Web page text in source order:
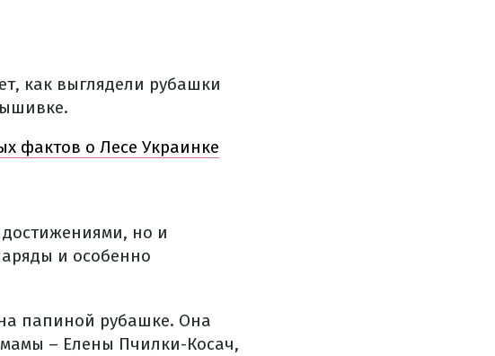
как выглядели рубашки
фактов о Лесе Украинке
но и
и особенно
папиной рубашке. Она
– Елены Пчилки-Косач,